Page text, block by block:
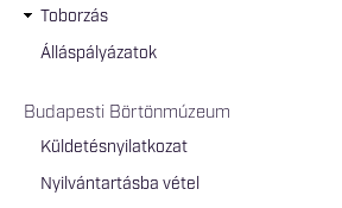
Toborzás
Álláspályázatok
Budapesti Börtönmúzeum
Küldetésnyilatkozat
Nyilvántartásba vétel